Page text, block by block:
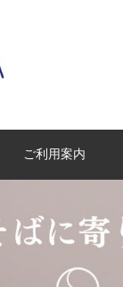
ご利用案内